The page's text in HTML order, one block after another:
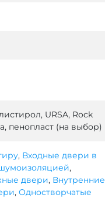
URSA, Rock
пенопласт (на выбор)
, Входные двери в
,
двери, Внутренние
, Одностворчатые